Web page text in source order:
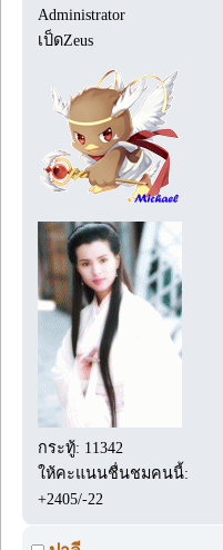
Administrator
เป็ดZeus
กระทู้: 11342
ให้คะแนนชื่นชมคนนี้:
+2405/-22